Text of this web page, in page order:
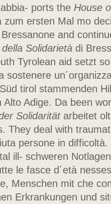
ports the House
ersten Mal mo
and
della Solidarietàdi
Tyrolean aid setzt
sostenere
tirol stammenden
Alto Adige. Da been
Solidaritätarbeitet
They deal with
persone in
ill- schweren
le fasce d´età
Menschen mit che
Erkrankungen und